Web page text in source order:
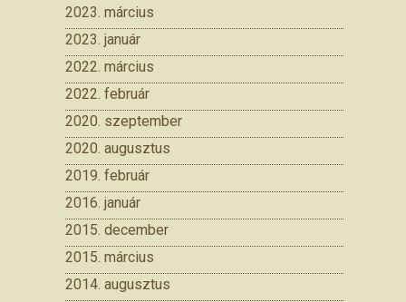
2023. március
2023. január
2022. március
2022. február
2020. szeptember
2020. augusztus
2019. február
2016. január
2015. december
2015. március
2014. augusztus